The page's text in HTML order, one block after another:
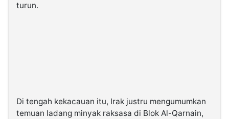
turun.
Di tengah kekacauan itu, Irak justru mengumumkan
temuan ladang minyak raksasa di Blok Al-Qarnain,